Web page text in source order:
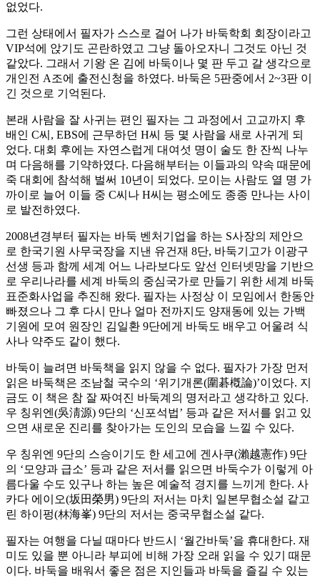
없었다.
그런 상태에서 필자가 스스로 걸어 나가 바둑학회 회장이라고
VIP석에 앉기도 곤란하였고 그냥 돌아오자니 그것도 아닌 것
같았다. 그래서 기왕 온 김에 바둑이나 몇 판 두고 갈 생각으로
개인전 A조에 출전신청을 하였다. 바둑은 5판중에서 2~3판 이
긴 것으로 기억된다.
본래 사람을 잘 사귀는 편인 필자는 그 과정에서 고교까지 후
배인 C씨, EBS에 근무하던 H씨 등 몇 사람을 새로 사귀게 되
었다. 대회 후에는 자연스럽게 대여섯 명이 술도 한 잔씩 나누
며 다음해를 기약하였다. 다음해부터는 이들과의 약속 때문에
죽 대회에 참석해 벌써 10년이 되었다. 모이는 사람도 열 명 가
까이로 늘어 이들 중 C씨나 H씨는 평소에도 종종 만나는 사이
로 발전하였다.
2008년경부터 필자는 바둑 벤처기업을 하는 S사장의 제안으
로 한국기원 사무국장을 지낸 유건재 8단, 바둑기고가 이광구
선생 등과 함께 세계 어느 나라보다도 앞선 인터넷망을 기반으
로 우리나라를 세계 바둑의 중심국가로 만들기 위한 세계 바둑
표준화사업을 추진해 왔다. 필자는 사정상 이 모임에서 한동안
빠졌으나 그 후 다시 만나 얼마 전까지도 양재동에 있는 가백
기원에 모여 원장인 김일환 9단에게 바둑도 배우고 어울려 식
사나 약주도 같이 했다.
바둑이 늘려면 바둑책을 읽지 않을 수 없다. 필자가 가장 먼저
읽은 바둑책은 조남철 국수의 ‘위기개론(圍碁槪論)’이었다. 지
금도 이 책은 참 잘 짜여진 바둑계의 명저라고 생각하고 있다.
우 칭위엔(吳淸源) 9단의 ‘신포석법’ 등과 같은 저서를 읽고 있
으면 새로운 진리를 찾아가는 도인의 모습을 느낄 수 있다.
우 칭위엔 9단의 스승이기도 한 세고에 겐사쿠(瀨越憲作) 9단
의 ‘모양과 급소’ 등과 같은 저서를 읽으면 바둑수가 이렇게 아
름다울 수도 있구나 하는 높은 예술적 경지를 느끼게 한다. 사
카다 에이오(坂田榮男) 9단의 저서는 마치 일본무협소설 같고
린 하이펑(林海峯) 9단의 저서는 중국무협소설 같다.
필자는 여행을 다닐 때마다 반드시 ‘월간바둑’을 휴대한다. 재
미도 있을 뿐 아니라 부피에 비해 가장 오래 읽을 수 있기 때문
이다. 바둑을 배워서 좋은 점은 지인들과 바둑을 즐길 수 있는